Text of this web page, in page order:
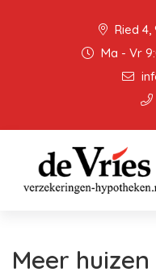
Ried 4,
Ma - Vr
Meer